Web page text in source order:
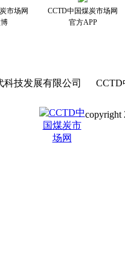
市场网
CCTD中国煤炭市场网
官方APP
科技发展有限公司
copyright